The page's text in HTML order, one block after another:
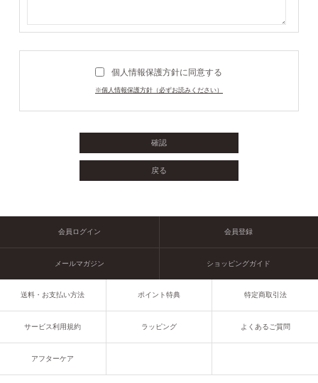
個人情報保護方針に同意する
※個人情報保護方針（必ずお読みください）
会員ログイン 会員登録
メールマガジン ショッピングガイド
送料・お支払い方法 ポイント特典 特定商取引法
サービス利用規約 ラッピング よくあるご質問
アフターケア